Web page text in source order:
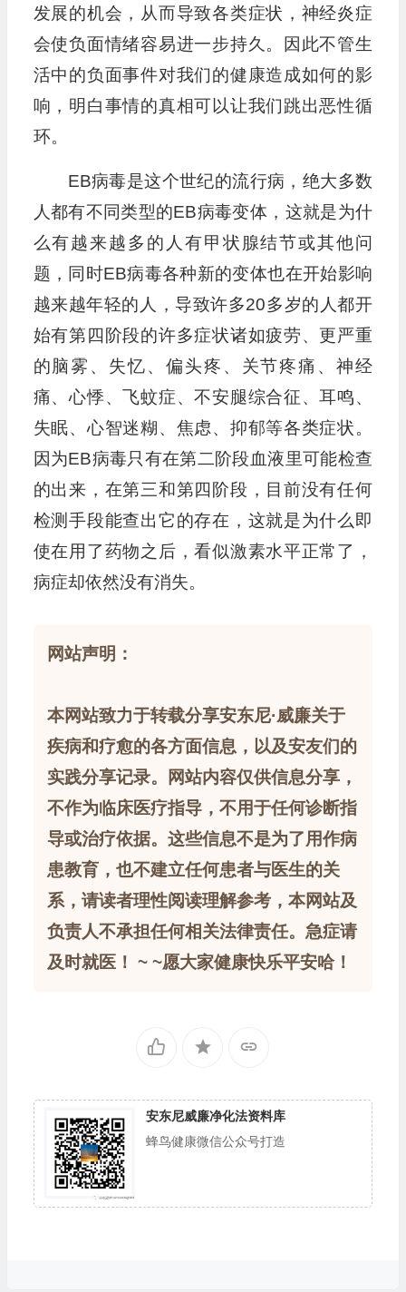
发展的机会，从而导致各类症状，神经炎症
会使负面情绪容易进一步持久。因此不管生
活中的负面事件对我们的健康造成如何的影
响，明白事情的真相可以让我们跳出恶性循
环。
EB病毒是这个世纪的流行病，绝大多数
人都有不同类型的EB病毒变体，这就是为什
么有越来越多的人有甲状腺结节或其他问
题，同时EB病毒各种新的变体也在开始影响
越来越年轻的人，导致许多20多岁的人都开
始有第四阶段的许多症状诸如疲劳、更严重
的脑雾、失忆、偏头疼、关节疼痛、神经
痛、心悸、飞蚊症、不安腿综合征、耳鸣、
失眠、心智迷糊、焦虑、抑郁等各类症状。
因为EB病毒只有在第二阶段血液里可能检查
的出来，在第三和第四阶段，目前没有任何
检测手段能查出它的存在，这就是为什么即
使在用了药物之后，看似激素水平正常了，
病症却依然没有消失。
网站声明：
本网站致力于转载分享安东尼·威廉关于
疾病和疗愈的各方面信息，以及安友们的
实践分享记录。网站内容仅供信息分享，
不作为临床医疗指导，不用于任何诊断指
导或治疗依据。这些信息不是为了用作病
患教育，也不建立任何患者与医生的关
系，请读者理性阅读理解参考，本网站及
负责人不承担任何相关法律责任。急症请
及时就医！ ~ ~愿大家健康快乐平安哈！
安东尼威廉净化法资料库
蜂鸟健康微信公众号打造